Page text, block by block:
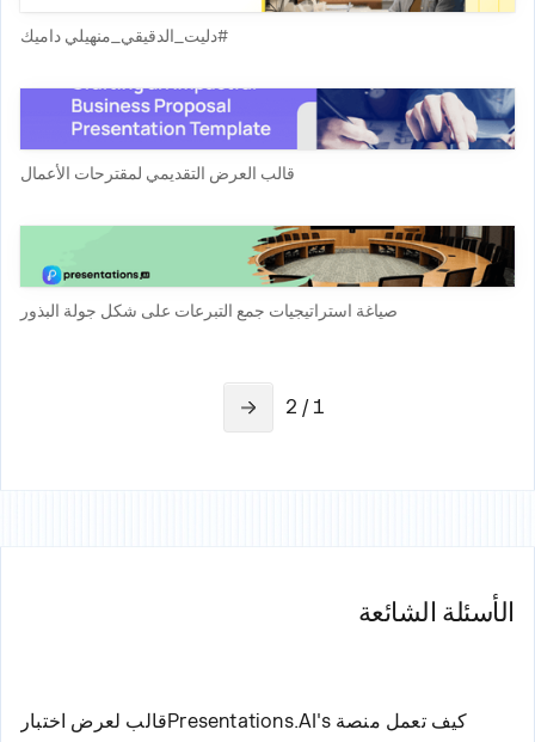
#دليت_الدقيقي_منهيلي داميك
قالب العرض التقديمي لمقترحات الأعمال
صياغة استراتيجيات جمع التبرعات على شكل جولة البذور
1 / 2
الأسئلة الشائعة
كيف تعمل منصة Presentations.AI's
قالب لعرض اختبار